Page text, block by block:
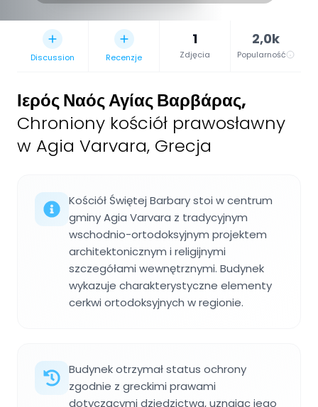
Discussion Recenzje
1
Zdjęcia
2,0k
Popularność
Ιερός Ναός Αγίας Βαρβάρας,
Chroniony kościół prawosławny
w Agia Varvara, Grecja
Kościół Świętej Barbary stoi w centrum
gminy Agia Varvara z tradycyjnym
wschodnio-ortodoksyjnym projektem
architektonicznym i religijnymi
szczegółami wewnętrznymi. Budynek
wykazuje charakterystyczne elementy
cerkwi ortodoksyjnych w regionie.
Budynek otrzymał status ochrony
zgodnie z greckimi prawami
dotyczącymi dziedzictwa, uznając jego